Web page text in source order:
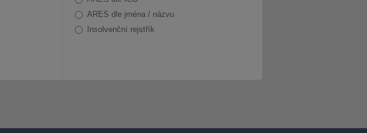
ARES dle jména / názvu
Insolvenční rejstřík